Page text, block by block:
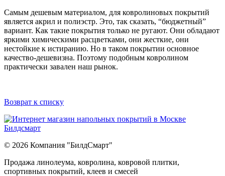
Самым дешевым материалом, для ковролиновых покрытий
является акрил и полиэстр. Это, так сказать, “бюджетный”
вариант. Как такие покрытия только не ругают. Они обладают
яркими химическими расцветками, они жесткие, они
нестойкие к истиранию. Но в таком покрытии основное
качество-дешевизна. Поэтому подобным ковролином
практически завален наш рынок.
Возврат к списку
© 2026 Компания "БилдСмарт"
Продажа линолеума, ковролина, ковровой плитки,
спортивных покрытий, клеев и смесей